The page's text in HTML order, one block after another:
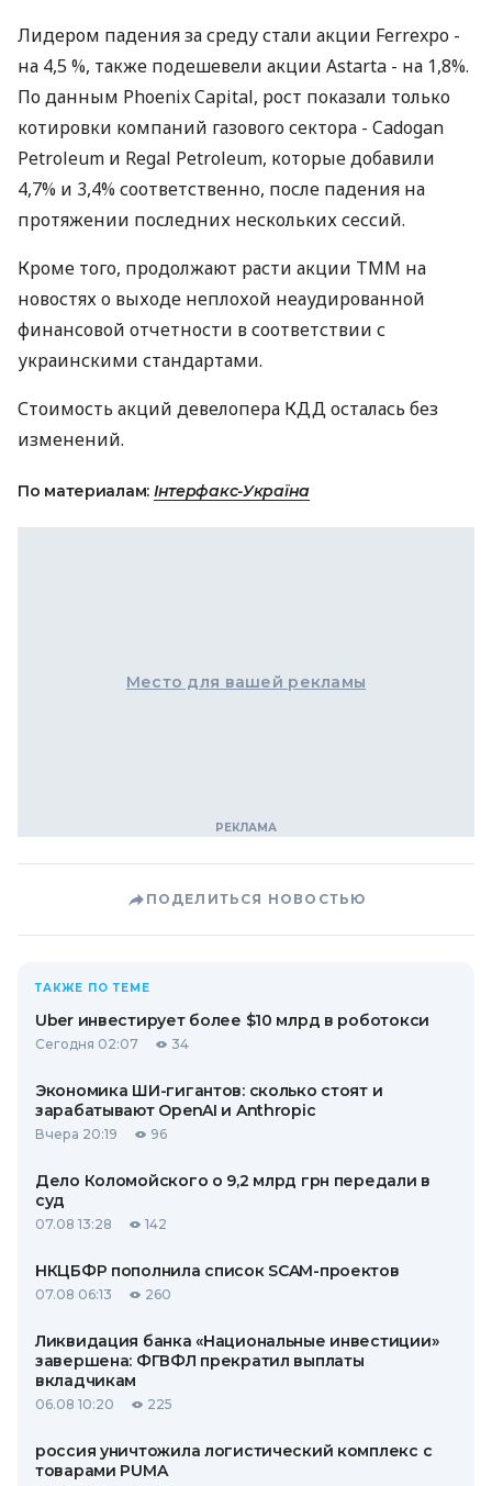
Лидером падения за среду стали акции Ferrexpo -
на 4,5 %, также подешевели акции Astarta - на 1,8%.
По данным Phoenix Capital, рост показали только
котировки компаний газового сектора - Cadogan
Petroleum и Regal Petroleum, которые добавили
4,7% и 3,4% соответственно, после падения на
протяжении последних нескольких сессий.
Кроме того, продолжают расти акции ТММ на
новостях о выходе неплохой неаудированной
финансовой отчетности в соответствии с
украинскими стандартами.
Стоимость акций девелопера КДД осталась без
изменений.
По материалам: Інтерфакс-Україна
Место для вашей рекламы
ПОДЕЛИТЬСЯ НОВОСТЬЮ
ТАКЖЕ ПО ТЕМЕ
Uber инвестирует более $10 млрд в роботокси
Сегодня 02:07 34
Экономика ШИ-гигантов: сколько стоят и
зарабатывают OpenAI и Anthropic
Вчера 20:19 96
Дело Коломойского о 9,2 млрд грн передали в
суд
07.08 13:28 142
НКЦБФР пополнила список SCAM-проектов
07.08 06:13 260
Ликвидация банка «Национальные инвестиции»
завершена: ФГВФЛ прекратил выплаты
вкладчикам
06.08 10:20 225
россия уничтожила логистический комплекс с
товарами PUMA